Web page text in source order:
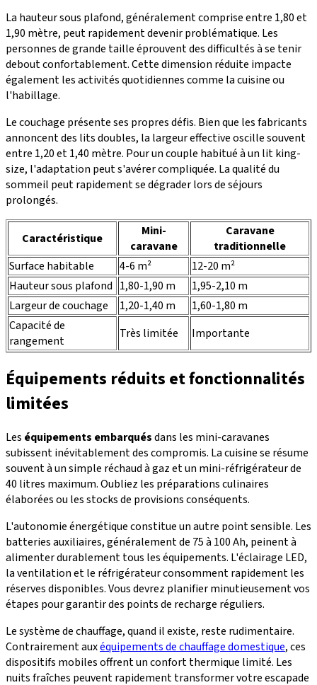
La hauteur sous plafond, généralement comprise entre 1,80 et
1,90 mètre, peut rapidement devenir problématique. Les
personnes de grande taille éprouvent des difficultés à se tenir
debout confortablement. Cette dimension réduite impacte
également les activités quotidiennes comme la cuisine ou
l'habillage.
Le couchage présente ses propres défis. Bien que les fabricants
annoncent des lits doubles, la largeur effective oscille souvent
entre 1,20 et 1,40 mètre. Pour un couple habitué à un lit king-
size, l'adaptation peut s'avérer compliquée. La qualité du
sommeil peut rapidement se dégrader lors de séjours
prolongés.
Caractéristique
Mini-
caravane
Caravane
traditionnelle
Surface habitable
4-6 m²
12-20 m²
Hauteur sous plafond 1,80-1,90 m
1,95-2,10 m
Largeur de couchage
1,20-1,40 m
1,60-1,80 m
Capacité de
rangement
Très limitée Importante
Équipements réduits et fonctionnalités
limitées
Les équipements embarquésdans les mini-caravanes
subissent inévitablement des compromis. La cuisine se résume
souvent à un simple réchaud à gaz et un mini-réfrigérateur de
40 litres maximum. Oubliez les préparations culinaires
élaborées ou les stocks de provisions conséquents.
L'autonomie énergétique constitue un autre point sensible. Les
batteries auxiliaires, généralement de 75 à 100 Ah, peinent à
alimenter durablement tous les équipements. L'éclairage LED,
la ventilation et le réfrigérateur consomment rapidement les
réserves disponibles. Vous devrez planifier minutieusement vos
étapes pour garantir des points de recharge réguliers.
Le système de chauffage, quand il existe, reste rudimentaire.
Contrairement auxéquipements de chauffage domestique, ces
dispositifs mobiles offrent un confort thermique limité. Les
nuits fraîches peuvent rapidement transformer votre escapade